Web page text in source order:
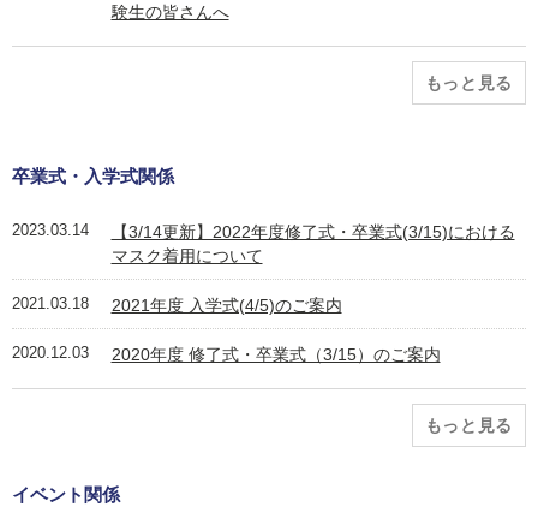
験生の皆さんへ
もっと見る
卒業式・入学式関係
2023.03.14
【3/14更新】2022年度修了式・卒業式(3/15)における
マスク着用について
2021.03.18 2021年度 入学式(4/5)のご案内
2020.12.03 2020年度 修了式・卒業式（3/15）のご案内
もっと見る
イベント関係